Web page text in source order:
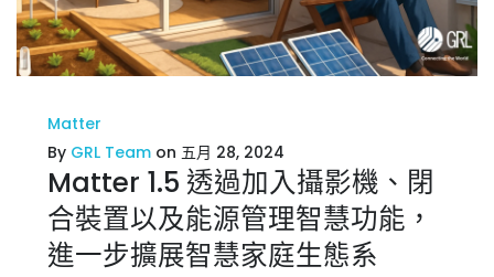
Matter
By GRL Team on 五月 28, 2024
Matter 1.5 透過加入攝影機、閉
合裝置以及能源管理智慧功能，
進一步擴展智慧家庭生態系